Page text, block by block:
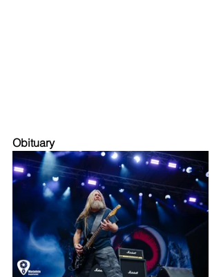
Obituary